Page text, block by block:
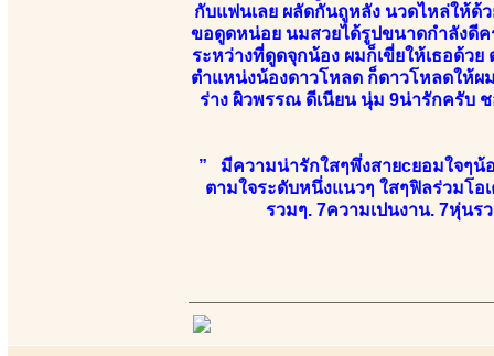
กับแฟนเลย ผลัดกันถูหลัง นวดไหล่ให้ด้ว
ขอดูดหน่อย นมสวยได้รูปขนาดกำลังดีค
ระหว่างที่ดูดจุกน้อง ผมก็เขี่ยให้เธอด้ว
ตำแหน่งน้องดาวโหลด ก็ดาวโหลดให้ผ
ร่าง ผิวพรรณ ดีเนียน นุ่ม 9น่ารักครับ
” มีความน่ารักใสๆพึ่งสายcยอมใจๆน้
ตามใจระดับหนึ่งแนวๆ ใสๆฟิลร่วมโอ
รวมๆ. 7ความเปนงาน. 7หุ่นร